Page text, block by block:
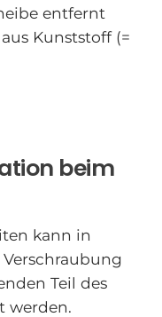
entfernt
Kunststoff (=
beim
kann in
Teil des
werden.